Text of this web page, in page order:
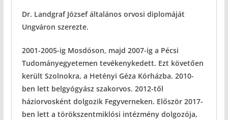
Dr. Landgraf József általános orvosi diplomáját
Ungváron szerezte.
2001-2005-ig Mosdóson, majd 2007-ig a Pécsi
Tudományegyetemen tevékenykedett. Ezt követően
került Szolnokra, a Hetényi Géza Kórházba. 2010-
ben lett belgyógyász szakorvos. 2012-től
háziorvosként dolgozik Fegyverneken. Először 2017-
ben lett a törökszentmiklósi intézmény dolgozója,